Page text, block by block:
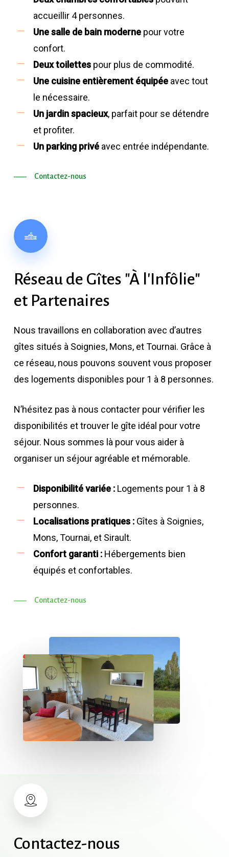
accueillir 4 personnes.
Une salle de bain modernepour votre
confort.
Deux toilettespour plus de commodité.
Une cuisine entièrement équipéeavec tout
le nécessaire.
Un jardin spacieux, parfait pour se détendre
et profiter.
Un parking privéavec entrée indépendante.
Contactez-nous
Réseau de Gîtes "À l'Infôlie"
et Partenaires
Nous travaillons en collaboration avec d’autres
gîtes situés à Soignies, Mons, et Tournai. Grâce à
ce réseau, nous pouvons souvent vous proposer
des logements disponibles pour 1 à 8 personnes.
N’hésitez pas à nous contacter pour vérifier les
disponibilités et trouver le gîte idéal pour votre
séjour. Nous sommes là pour vous aider à
organiser un séjour agréable et mémorable.
Disponibilité variée :Logements pour 1 à 8
personnes.
Localisations pratiques :Gîtes à Soignies,
Mons, Tournai, et Sirault.
Confort garanti :Hébergements bien
équipés et confortables.
Contactez-nous
Contactez-nous